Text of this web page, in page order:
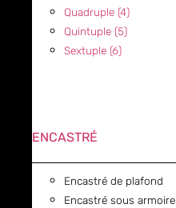
Quadruple (4)
Quintuple (5)
Sextuple (6)
ENCASTRÉ
Encastré de plafond
Encastré sous armoire